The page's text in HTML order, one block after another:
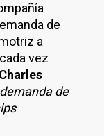
de
a
vez
Charles
de